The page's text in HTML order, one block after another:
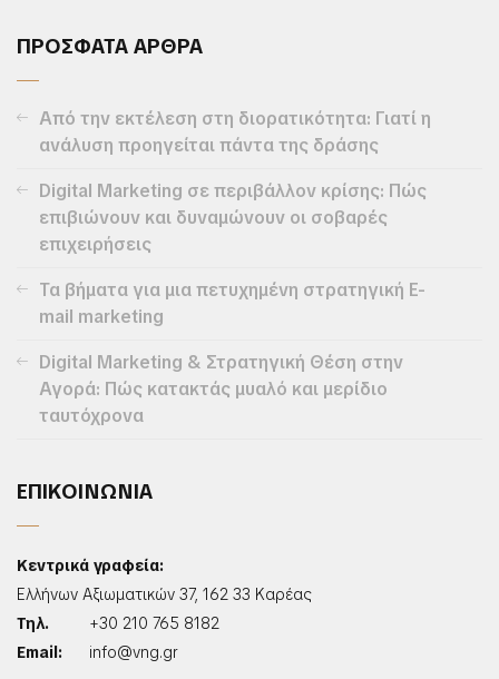
ΠΡΟΣΦΑΤΑ ΑΡΘΡΑ
Από την εκτέλεση στη διορατικότητα: Γιατί η
ανάλυση προηγείται πάντα της δράσης
Digital Marketing σε περιβάλλον κρίσης: Πώς
επιβιώνουν και δυναμώνουν οι σοβαρές
επιχειρήσεις
Τα βήματα για μια πετυχημένη στρατηγική E-
mail marketing
Digital Marketing & Στρατηγική Θέση στην
Αγορά: Πώς κατακτάς μυαλό και μερίδιο
ταυτόχρονα
ΕΠΙΚΟΙΝΩΝΙΑ
Κεντρικά γραφεία:
Ελλήνων Αξιωματικών 37, 162 33 Καρέας
Τηλ.
+30 210 765 8182
Email:
info@vng.gr